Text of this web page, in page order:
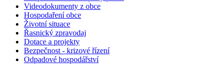
Videodokumenty z obce
Hospodaření obce
Životní situace
Řasnický zpravodaj
Dotace a projekty
Bezpečnost - krizové řízení
Odpadové hospodářství